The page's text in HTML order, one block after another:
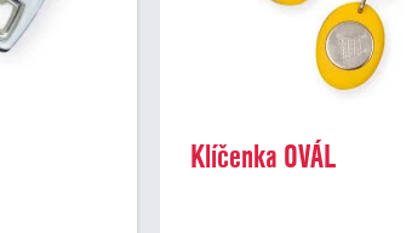
Klíčenka OVÁL